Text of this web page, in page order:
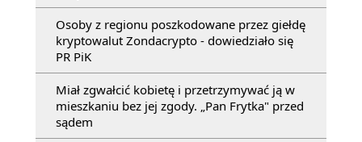
Osoby z regionu poszkodowane przez giełdę
kryptowalut Zondacrypto - dowiedziało się
PR PiK
Miał zgwałcić kobietę i przetrzymywać ją w
mieszkaniu bez jej zgody. „Pan Frytka" przed
sądem